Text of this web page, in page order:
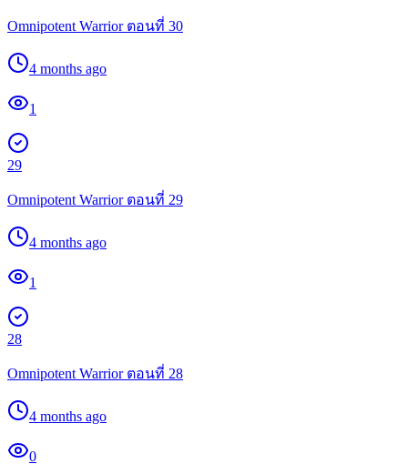
Omnipotent Warrior ตอนที่ 30
4 months ago
1
29
Omnipotent Warrior ตอนที่ 29
4 months ago
1
28
Omnipotent Warrior ตอนที่ 28
4 months ago
0